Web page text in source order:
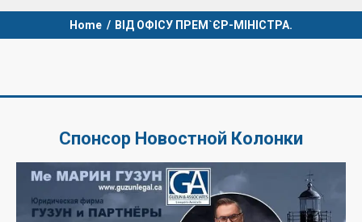
Home / ВІД ОФІСУ ПРЕМ`ЄР-МІНІСТРА.
Спонсор Новостной Колонки